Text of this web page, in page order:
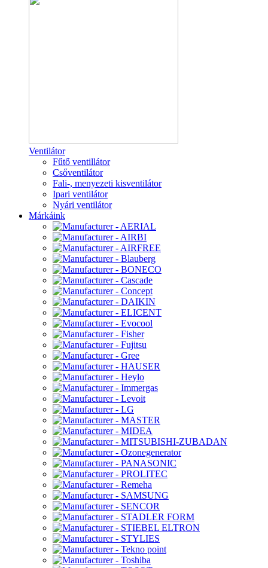
Ventilátor
Fűtő ventillátor
Csőventilátor
Fali-, menyezeti kisventilátor
Ipari ventilátor
Nyári ventilátor
Márkáink